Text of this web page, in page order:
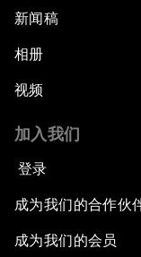
新闻稿
相册
视频
加入我们
登录
成为我们的合作伙
成为我们的会员